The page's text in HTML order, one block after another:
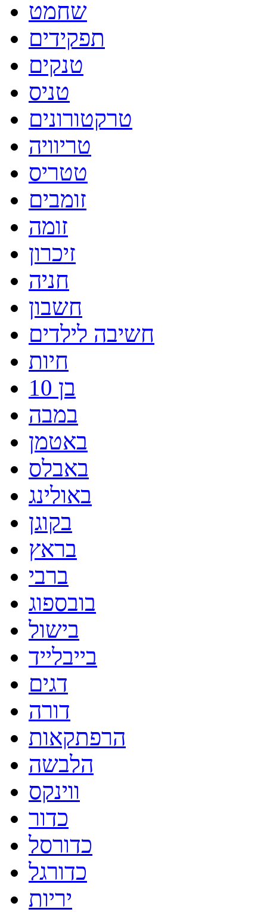
שחמט
תפקידים
טנקים
טניס
טרקטורונים
טריוויה
טטריס
זומבים
זומה
זיכרון
חניה
חשבון
חשיבה לילדים
חיות
בן 10
במבה
באטמן
באבלס
באולינג
בקוגן
בראץ
ברבי
בובספוג
בישול
בייבלייד
דגים
דורה
הרפתקאות
הלבשה
ווינקס
כדור
כדורסל
כדורגל
יריות